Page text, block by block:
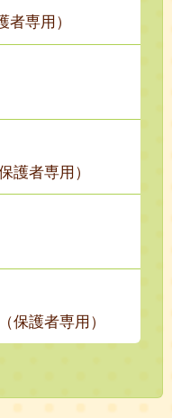
者専用）
保護者専用）
（保護者専用）